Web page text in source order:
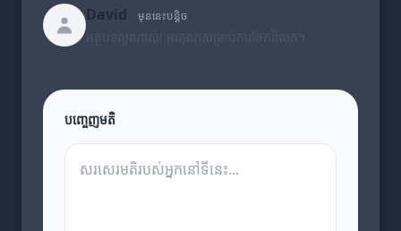
David មុននេះបន្តិច
បញ្ចេញមតិ